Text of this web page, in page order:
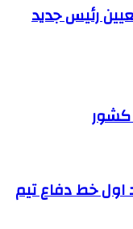
رئیس جدید
کشور
اول خط دفاع تیم